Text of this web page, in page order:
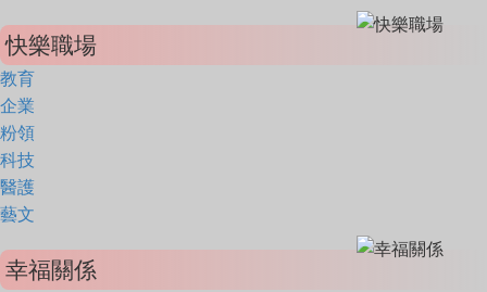
快樂職場
教育
企業
粉領
科技
醫護
藝文
幸福關係